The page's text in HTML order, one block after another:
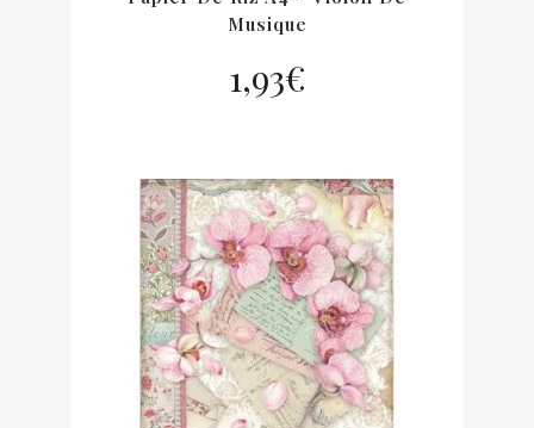
Musique
1,93€